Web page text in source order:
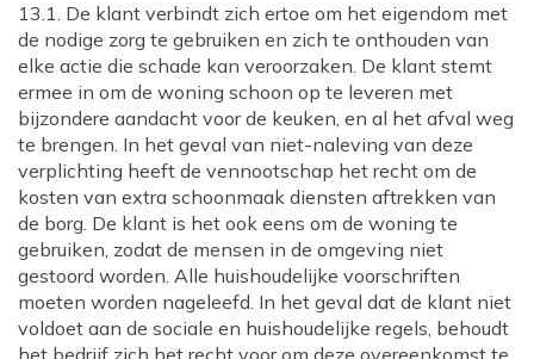
13.1. De klant verbindt zich ertoe om het eigendom met
de nodige zorg te gebruiken en zich te onthouden van
elke actie die schade kan veroorzaken. De klant stemt
ermee in om de woning schoon op te leveren met
bijzondere aandacht voor de keuken, en al het afval weg
te brengen. In het geval van niet-naleving van deze
verplichting heeft de vennootschap het recht om de
kosten van extra schoonmaak diensten aftrekken van
de borg. De klant is het ook eens om de woning te
gebruiken, zodat de mensen in de omgeving niet
gestoord worden. Alle huishoudelijke voorschriften
moeten worden nageleefd. In het geval dat de klant niet
voldoet aan de sociale en huishoudelijke regels, behoudt